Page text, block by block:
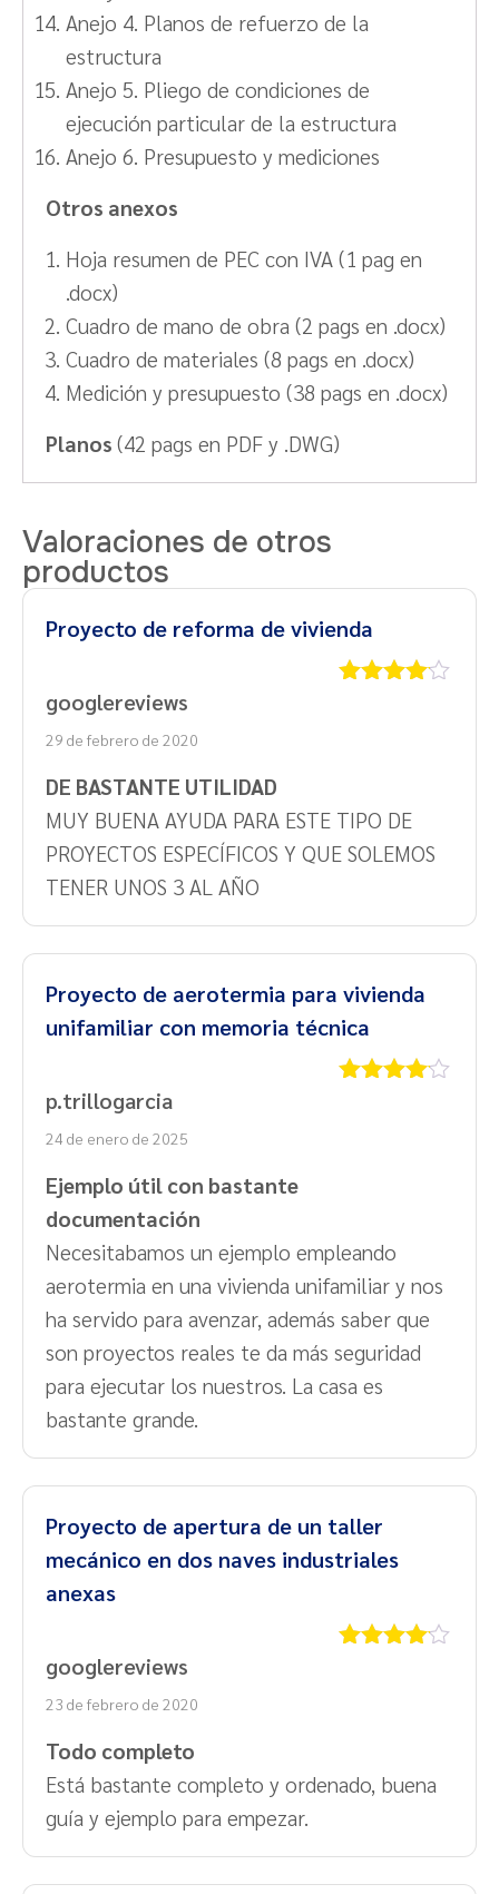
Anejo 4. Planos de refuerzo de la
estructura
Anejo 5. Pliego de condiciones de
ejecución particular de la estructura
Anejo 6. Presupuesto y mediciones
Otros anexos
Hoja resumen de PEC con IVA (1 pag en
.docx)
Cuadro de mano de obra (2 pags en .docx)
Cuadro de materiales (8 pags en .docx)
Medición y presupuesto (38 pags en .docx)
Planos (42 pags en PDF y .DWG)
Valoraciones de otros
productos
Proyecto de reforma de vivienda
googlereviews
29 de febrero de 2020
DE BASTANTE UTILIDAD
MUY BUENA AYUDA PARA ESTE TIPO DE
PROYECTOS ESPECÍFICOS Y QUE SOLEMOS
TENER UNOS 3 AL AÑO
Proyecto de aerotermia para vivienda
unifamiliar con memoria técnica
p.trillogarcia
24 de enero de 2025
Ejemplo útil con bastante
documentación
Necesitabamos un ejemplo empleando
aerotermia en una vivienda unifamiliar y nos
ha servido para avenzar, además saber que
son proyectos reales te da más seguridad
para ejecutar los nuestros. La casa es
bastante grande.
Proyecto de apertura de un taller
mecánico en dos naves industriales
anexas
googlereviews
23 de febrero de 2020
Todo completo
Está bastante completo y ordenado, buena
guía y ejemplo para empezar.